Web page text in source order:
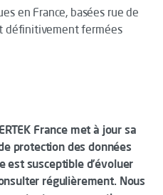
en France, basées rue de
définitivement fermées
France met à jour sa
protection des données
est susceptible d’évoluer
régulièrement. Nous